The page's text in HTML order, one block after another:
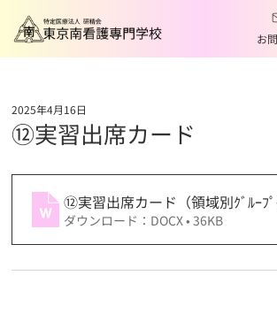
⑫実習出席カード
2025年4月16日
⑫実習出席カード（領域別ｸﾞﾙｰﾌﾟ
ダウンロード：DOCX • 36KB
お